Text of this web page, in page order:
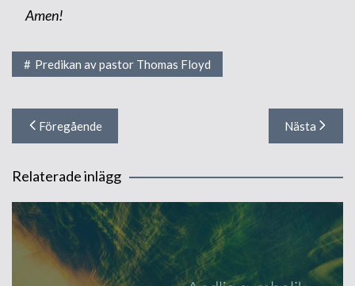
Amen!
Predikan av pastor Thomas Floyd
Inläggsnavigering
Föregående Nästa
Relaterade inlägg